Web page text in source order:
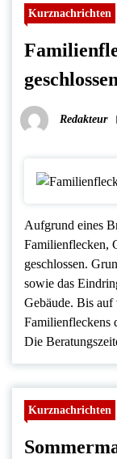
Kurznachrichten
Redakteur
Aufgrund eines
Familienflecken,
geschlossen.
sowie das
Gebäude. Bis auf
Familienfleckens
Die
Kurznachrichten